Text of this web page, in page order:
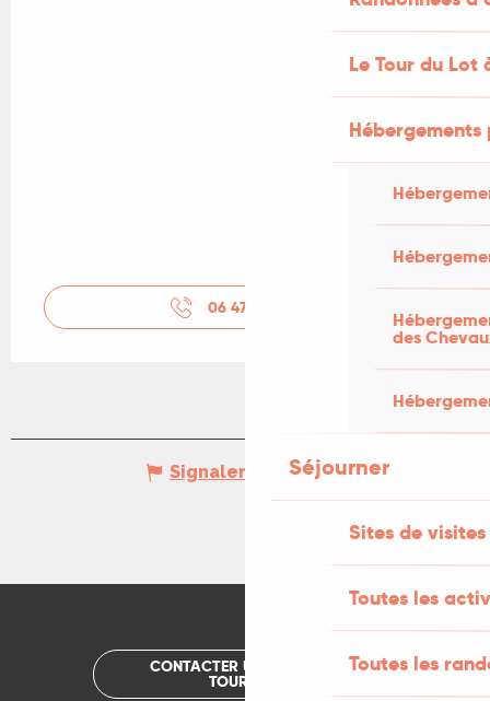
Le Tour du Lot
des
Séjourner
Sites de visites
Toutes les
Toutes les
06 47 48 50
Signaler une erreur
CONTACTER UN OFFICE DE
TOURISME